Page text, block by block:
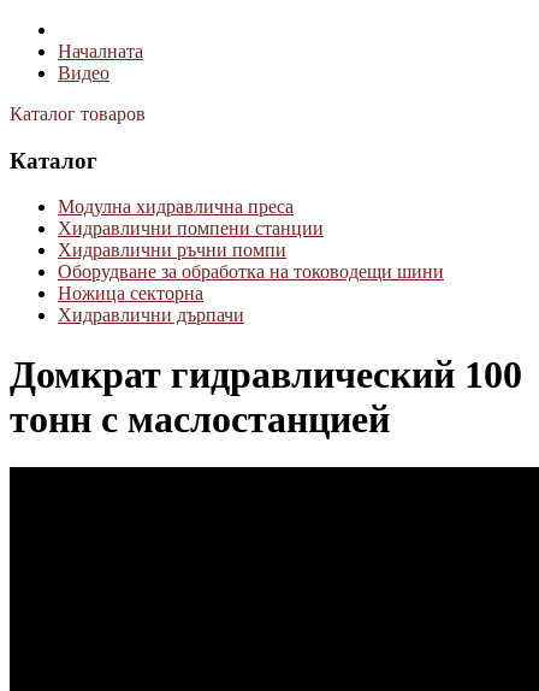
Началната
Видео
Каталог товаров
Каталог
Модулна хидравлична преса
Хидравлични помпени станции
Хидравлични ръчни помпи
Оборудване за обработка на тоководещи шини
Ножица секторна
Хидравлични дърпачи
Домкрат гидравлический 100
тонн с маслостанцией